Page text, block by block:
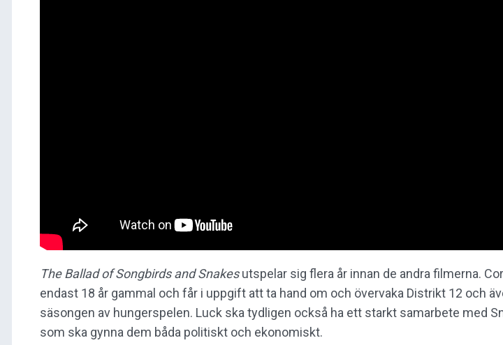
The Ballad of Songbirds and Snakesutspelar sig flera år innan de andra filmerna.
endast 18 år gammal och får i uppgift att ta hand om och övervaka Distrikt 12 och
säsongen av hungerspelen. Luck ska tydligen också ha ett starkt samarbete med
som ska gynna dem båda politiskt och ekonomiskt.